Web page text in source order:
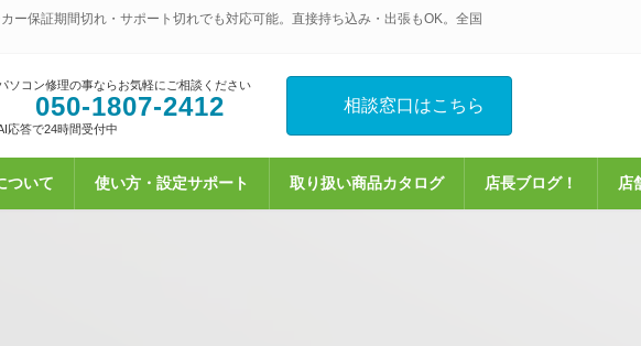
保証期間切れ・サポート切れでも対応可能。直接持ち込み・出張もOK。全国
ソコン修理の事ならお気軽にご相談ください
050-1807-2412
応答で24時間受付中
相談窓口はこちら
ついて 使い方・設定サポート 取り扱い商品カタログ 店長ブログ！ 店